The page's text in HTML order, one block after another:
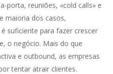
porta, reuniões, «cold calls» e
maioria dos casos,
suficiente para fazer crescer
o negócio. Mais do que
e outbound, as empresas
tentar atrair clientes.